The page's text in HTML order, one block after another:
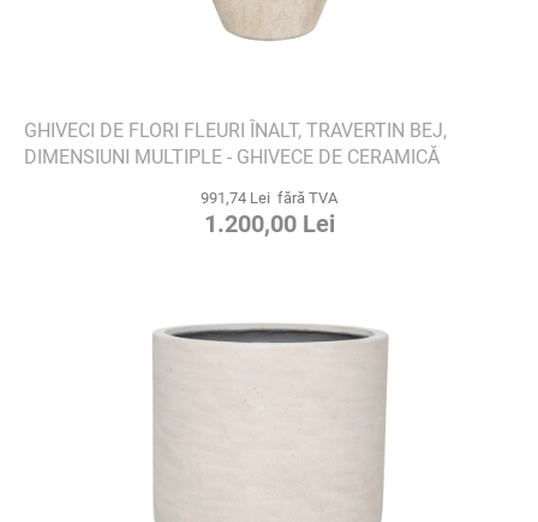
GHIVECI DE FLORI FLEURI ÎNALT, TRAVERTIN BEJ,
DIMENSIUNI MULTIPLE - GHIVECE DE CERAMICĂ
991,74 Lei fără TVA
1.200,00 Lei